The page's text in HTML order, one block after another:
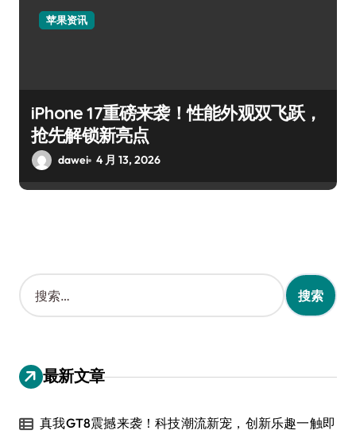
苹果资讯
iPhone 17重磅来袭！性能外观双飞跃，
抢先解锁新亮点
dawei 4 月 13, 2026
搜
索
：
最新文章
真我GT8震撼来袭！科技潮流新宠，创新乐趣一触即